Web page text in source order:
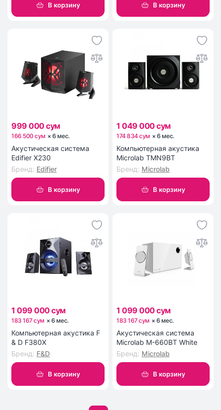
В корзину В корзину
999 000 сум
166 500 сум ×6 мес.
Акустическая система
Edifier X230
Бренд: Edifier
В корзину
1 049 000 сум
174 834 сум ×6 мес.
Компьютерная акустика
Microlab TMN9BT
Бренд: Microlab
В корзину
1 099 000 сум
183 167 сум ×6 мес.
Компьютерная акустика F
& D F380X
Бренд: F&D
В корзину
1 099 000 сум
183 167 сум ×6 мес.
Акустическая система
Microlab M-660BT White
Бренд: Microlab
В корзину